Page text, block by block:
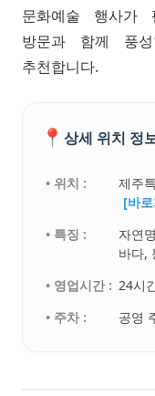
문화예술 행사가
방문과 함께 풍
추천합니다.
📍 상세 위치 정
• 위치 :
제주
[바
• 특징 :
자연
바다,
• 영업시간 : 24시
• 주차 :
공영